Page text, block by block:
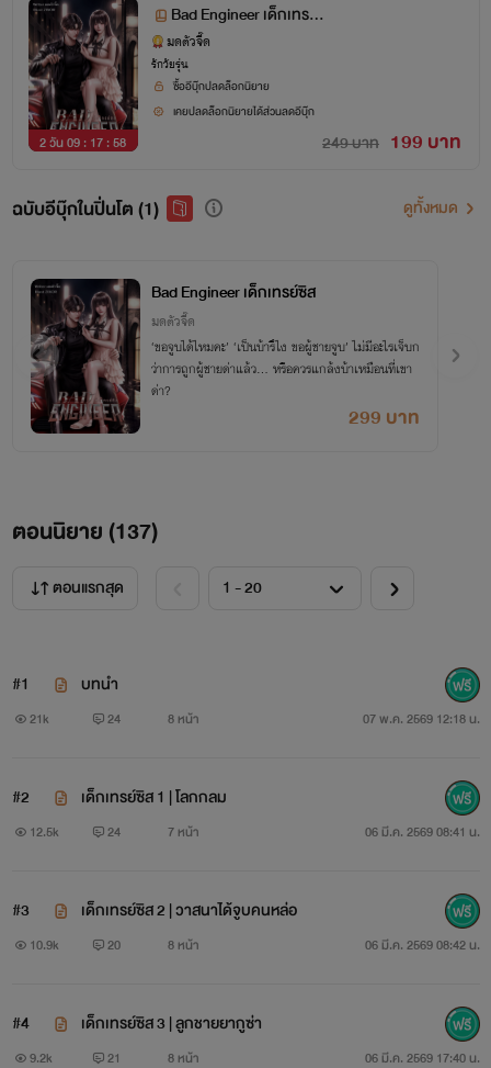
สายขิม :หลานสาวแม่บ้านครอบครัวเทรย์ซิส ดื้อ แสบ ซน
จนได้ฉายาว่า ‘ลิงน้อย’ ตั้งแต่เด็ก
‘เป็นบ้ารึไง ขอผู้ชายจูบ’
ไม่มีอะไรเจ็บกว่าการถูกผู้ชายด่าแล้ว…
หรือควรแกล้งบ้าเหมือนที่เขาด่า?
พาลูกชายพี่เซนต์และนุ้งน้ำตาลมาเดบิวท์แล้วค้าบ หน้าตาถอด
คำเตือน!นิยายเรื่องนี้มีเนื้อหารุนแรง คำหยาบคาย โปรดใช้
ไม่อนุญาต!ให้นำเนื้อหาภายในนิยายไปดัดแปลงหรือทำซ้ำขึ้นมา
ใหม่ ลิขสิทธิ์เป็นของนามปากกา ‘มดตัวจี๊ด’ แต่เพียงผู้เดียว หาก
ฝาก กดไลก์+คอมเมนต์ เป็นกำลังใจให้ไรท์ด้วยน้า
2 วัน 09 : 17 : 57
Bad Engineer เด็กเทรย์ซิ
ส
มดตัวจี๊ด
รักวัยรุ่น
ซื้ออีบุ๊กปลดล็อกนิยาย
เคยปลดล็อกนิยายได้ส่วนลดอีบุ๊ก
249 บาท 199 บาท
ฉบับอีบุ๊กในปิ่นโต (1) ดูทั้งหมด
Bad Engineer เด็กเทรย์ซิส
มดตัวจี๊ด
‘ขอจูบได้ไหมคะ’ ‘เป็นบ้ารึไง ขอผู้ชายจูบ’ ไม่มีอะไรเจ็บก
ว่าการถูกผู้ชายด่าแล้ว… หรือควรแกล้งบ้าเหมือนที่เขา
ด่า?
299 บาท
ตอนนิยาย (137)
ตอนแรกสุด
#1 บทนำ
21k 24 8 หน้า 07 พ.ค. 2569 12:18 น.
#2 เด็กเทรย์ซิส 1 | โลกกลม
12.5k 24 7 หน้า 06 มี.ค. 2569 08:41 น.
#3 เด็กเทรย์ซิส 2 | วาสนาได้จูบคนหล่อ
10.9k 20 8 หน้า 06 มี.ค. 2569 08:42 น.
#4 เด็กเทรย์ซิส 3 | ลูกชายยากูซ่า
9.2k 21 8 หน้า 06 มี.ค. 2569 17:40 น.